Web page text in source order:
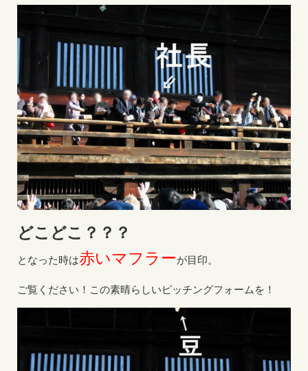
どこどこ？？？
となった時は赤いマフラーが目印。
ご覧ください！この素晴らしいピッチングフォームを！